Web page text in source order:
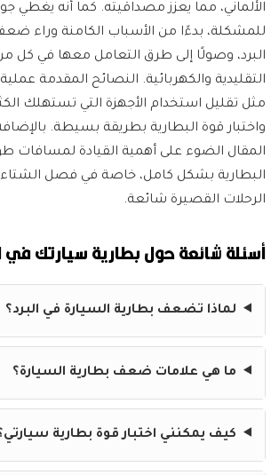
الألماني، مما يعزز مصداقيته. كما أنه يغطي
للمشكلة، بدءًا من الأسباب الكامنة وراء
البرد، وصولًا إلى طرق التعامل معها في كل
التقليدية والكهربائية. النصائح المقدمة
مثل تقليل استخدام الأجهزة التي تستهلك
واختبار قوة البطارية بطريقة بسيطة.
المقال الضوء على أهمية القيادة لمسافات
البطارية بشكل كامل، خاصة في فصل
الرحلات القصيرة شائعة.
أسئلة شائعة حول بطارية سيارتك في
لماذا تضعف بطارية السيارة في البرد؟
ما هي علامات ضعف بطارية السيارة؟
كيف يمكنني اختبار قوة بطارية